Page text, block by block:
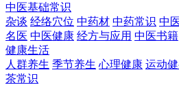
中医基础常识
杂谈 经络穴位 中药材 中药常识 中
名医 中医健康 经方与应用 中医书籍
健康生活
人群养生 季节养生 心理健康 运动
茶常识